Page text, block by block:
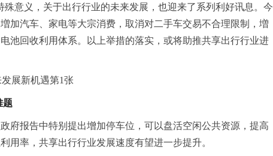
意义，关于出行行业的未来发展，也迎来了系列利好讯息。今
加汽车、家电等大宗消费，取消对二手车交易不合理限制，増
池回收利用体系。以上举措的落实，或将助推共享出行行业进
题
府报告中特别提出增加停车位，可以盘活空闲公共资源，提高
用率，共享出行行业发展速度有望进一步提升。